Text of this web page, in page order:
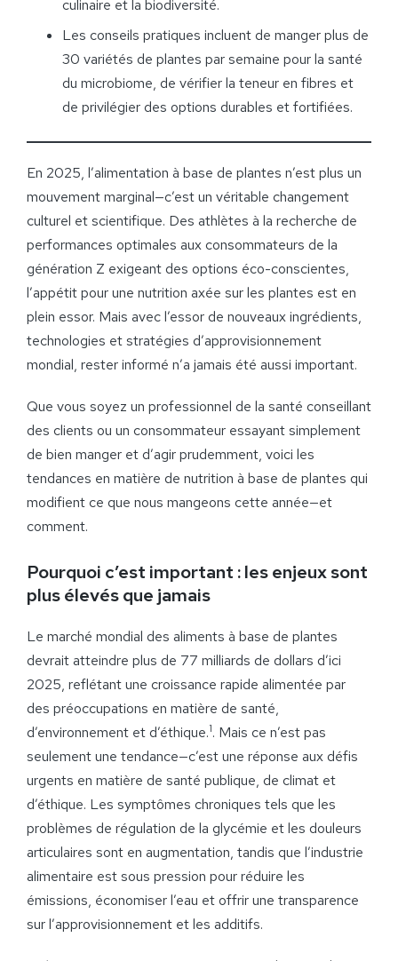
culinaire et la biodiversité.
Les conseils pratiques incluent de manger plus de
30 variétés de plantes par semaine pour la santé
du microbiome, de vérifier la teneur en fibres et
de privilégier des options durables et fortifiées.
En 2025, l’alimentation à base de plantes n’est plus un
mouvement marginal—c’est un véritable changement
culturel et scientifique. Des athlètes à la recherche de
performances optimales aux consommateurs de la
génération Z exigeant des options éco-conscientes,
l’appétit pour une nutrition axée sur les plantes est en
plein essor. Mais avec l’essor de nouveaux ingrédients,
technologies et stratégies d’approvisionnement
mondial, rester informé n’a jamais été aussi important.
Que vous soyez un professionnel de la santé conseillant
des clients ou un consommateur essayant simplement
de bien manger et d’agir prudemment, voici les
tendances en matière de nutrition à base de plantes qui
modifient ce que nous mangeons cette année—et
comment.
Pourquoi c’est important : les enjeux sont
plus élevés que jamais
Le marché mondial des aliments à base de plantes
devrait atteindre plus de 77 milliards de dollars d’ici
2025, reflétant une croissance rapide alimentée par
des préoccupations en matière de santé,
d’environnement et d’éthique.1. Mais ce n’est pas
seulement une tendance—c’est une réponse aux défis
urgents en matière de santé publique, de climat et
d’éthique. Les symptômes chroniques tels que les
problèmes de régulation de la glycémie et les douleurs
articulaires sont en augmentation, tandis que l’industrie
alimentaire est sous pression pour réduire les
émissions, économiser l’eau et offrir une transparence
sur l’approvisionnement et les additifs.